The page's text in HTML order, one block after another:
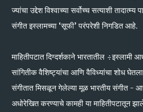
ज्यांचा उद्देश विश्‍वाच्या सर्वोच्च सत्याशी तादात्म्य
संगीत इस्लामच्या ‘सूफी’ परंपरेशी निगडित आहे.
माहितीपटात दिग्दर्शकाने भारतातील ÷इस्लामी
सांगितीक वैशिष्ट्यांचा आणि वैविध्यांचा शोध
संगीतात मिसळून गेलेल्या मूळ भारतीय संगीत -
अधोरेखित करण्याचे कामही या माहितीपटातून